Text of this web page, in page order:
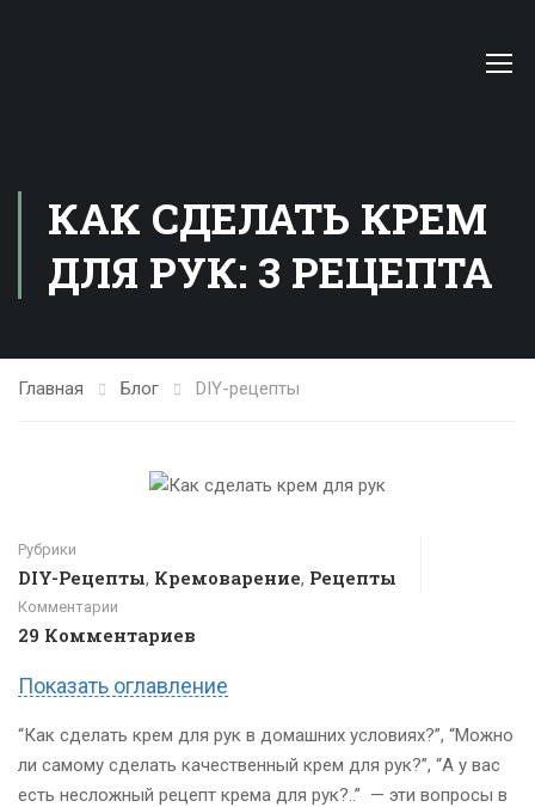
КАК СДЕЛАТЬ КРЕМ
ДЛЯ РУК: 3 РЕЦЕПТА
Главная Блог DIY-рецепты
Рубрики
DIY-Рецепты, Кремоварение, Рецепты
Комментарии
29 Комментариев
Показать оглавление
“Как сделать крем для рук в домашних условиях?”, “Можно
ли самому сделать качественный крем для рук?”, “А у вас
есть несложный рецепт крема для рук?..” — эти вопросы в